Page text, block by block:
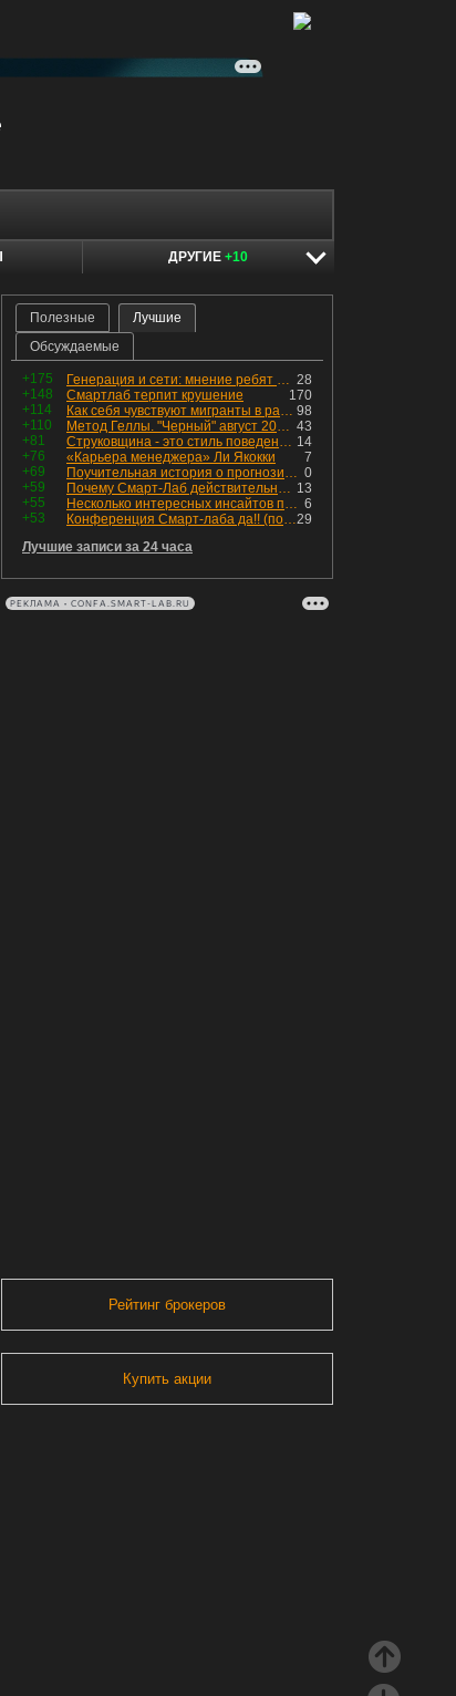
ДРУГИЕ +10
Полезные
Лучшие
Обсуждаемые
+175 28
Генерация и сети: мнение ребят из индустрии
+148
170
Смартлаб терпит крушение
+114
98
Как себя чувствуют мигранты в раю, в который они так стремились
+110
43
Метод Геллы. "Черный" август 2026 - быть или не быть?
+81
14
Струковщина - это стиль поведения, известный всем в секторе золотодобычи.
+76
7
«Карьера менеджера» Ли Якокки
+69
0
Поучительная история о прогнозировании
+59
13
Почему Смарт-Лаб действительно протух
+55
6
Несколько интересных инсайтов по "Озону"
+53
29
Конференция Смарт-лаба да!! (пост 218, 12+)
Лучшие записи за 24 часа
РЕКЛАМА • CONFA.SMART-LAB.RU
Рейтинг брокеров
Купить акции